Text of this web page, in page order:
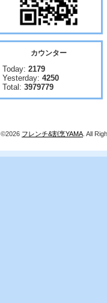
カウンター
Today: 2179
Yesterday: 4250
Total: 3979779
©2026 フレンチ&割烹YAMA . All